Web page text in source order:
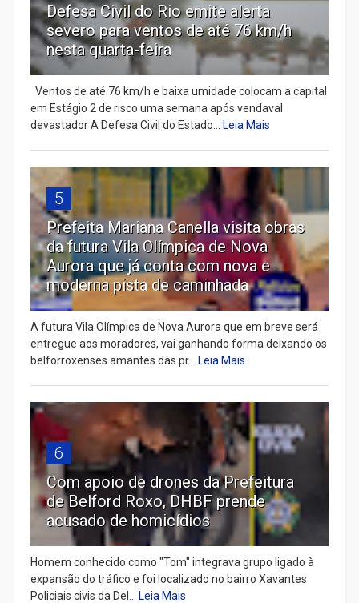
Defesa Civil do Rio emite alerta
severo para ventos de até 76 km/h
nesta quarta-feira
Ventos de até 76 km/h e baixa umidade colocam a capital
em Estágio 2 de risco uma semana após vendaval
devastador A Defesa Civil do Estado...
Leia Mais
5
Prefeita Mariana Canella visita obras
da futura Vila Olímpica de Nova
Aurora que já conta com nova e
moderna pista de caminhada
A futura Vila Olímpica de Nova Aurora que em breve será
entregue aos moradores, vai ganhando forma deixando os
belforroxenses amantes das pr...
Leia Mais
6
Com apoio de drones da Prefeitura
de Belford Roxo, DHBF prende
acusado de homicídios
Homem conhecido como "Tom" integrava grupo ligado à
expansão do tráfico e foi localizado no bairro Xavantes
Policiais civis da Del...
Leia Mais